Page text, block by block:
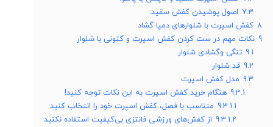
7.3 اصول پوشیدن کفش سفید:
8 کفش اسپرت با شلوارهای دمپا گشاد
9 نکات مهم در ست کردن کفش اسپرت و کتونی با شلوار
9.1 تنگی وگشادی شلوار
9.2 قد شلوار
9.3 مدل کفش اسپرت
9.3.1 هنگام خرید کفش اسپرت به این نکات توجه کنید!
9.3.1.1 متناسب با فصل، کفش اسپرت خود را انتخاب کنید
9.3.1.2 از کفش‌های ورزشی فانتزی بی‌کیفیت استفاده نکنید